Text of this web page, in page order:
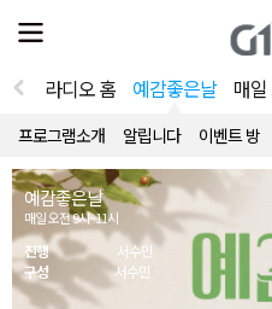
전
체
뉴
열
라디오 홈 예감좋은날 매
프로그램소개 알립니다 이벤트 방
예감좋은날
매일 오전 9시~11시
진행
서수민
구성
서수민